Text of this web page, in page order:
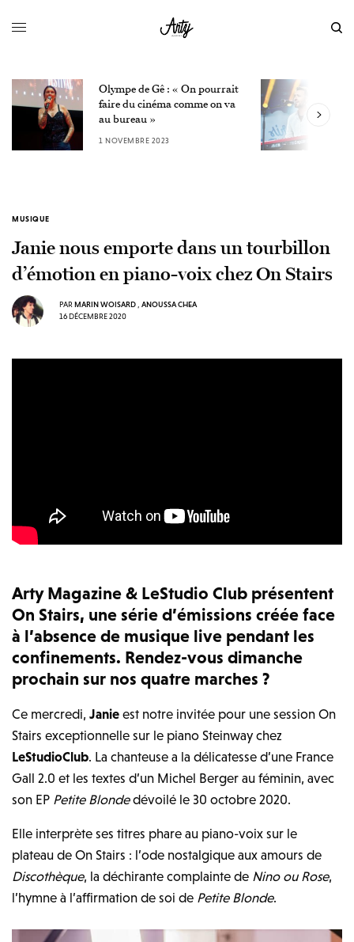
Olympe de Gê : « On pourrait
faire du cinéma comme on va
au bureau »
1 NOVEMBRE 2023
MUSIQUE
Janie nous emporte dans un tourbillon
d’émotion en piano-voix chez On Stairs
PAR MARIN WOISARD, ANOUSSA CHEA
16 DÉCEMBRE 2020
Arty Magazine & LeStudio Club présentent
On Stairs, une série d’émissions créée face
à l’absence de musique live pendant les
confinements. Rendez-vous dimanche
prochain sur nos quatre marches ?
Ce mercredi,Janie est notre invitée pour une session On
Stairs exceptionnelle sur le piano Steinway chez
LeStudioClub. La chanteuse a la délicatesse d’une France
Gall 2.0 et les textes d’un Michel Berger au féminin, avec
son EP Petite Blondedévoilé le 30 octobre 2020.
Elle interprète ses titres phare au piano-voix sur le
plateau de On Stairs : l’ode nostalgique aux amours de
Discothèque, la déchirante complainte de Nino ou Rose,
l’hymne à l’affirmation de soi de Petite Blonde.